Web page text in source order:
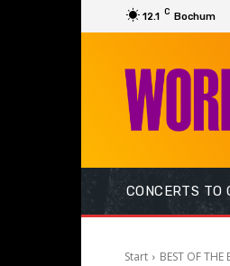
12.1 C Bochum
CONCERTS TO
Start BEST OF THE